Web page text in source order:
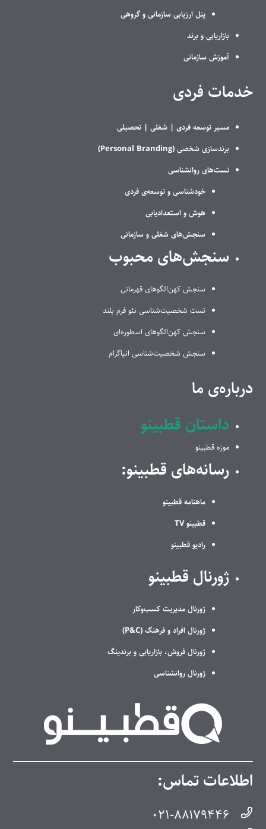
پنل ارزیابی سازمانی و گروهی
بازاریابی و برند
آموزش سازمانی
خدمات فردی
مسیر توسعه فردی | شغلی |تحصیلی
برندسازی شخصی (Personal Branding)
تست‌های روانشناسی
خودشناسی و توسعه‌ی فردی
هوش و استعدادیابی
سنجش‌های شغلی و سازمانی
سنجش‌های محبوب
سنجش کهن‌الگوهای قهرمانی
تست شخصیت‌شناسی نئو فرم بلند
سنجش کهن‌الگوهای اسطوره‌ای
سنجش شخصیت‌شناسی انیاگرام
درباره‌ی ما
داستان قطبینو
موزه قطبینو
رسانه‌های قطبینو:
ماهنامه قطبینو
قطبینو TV
رادیو قطبینو
ژورنال قطبینو
ژورنال مدیریت کسب‌وکار
ژورنال افراد و فرهنگ (P&C)
ژورنال فروش، بازاریابی و برندینگ
ژورنال روانشناسی
اطلاعات تماس:
۰۲۱-۸۸۱۷۹۴۴۶